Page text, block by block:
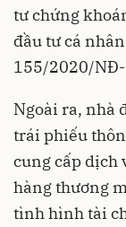
tư chứng
đầu tư cá
155/2020/NĐ-
Ngoài ra, nhà
trái phiếu
cung cấp dịch
hàng thương
tình hình tài